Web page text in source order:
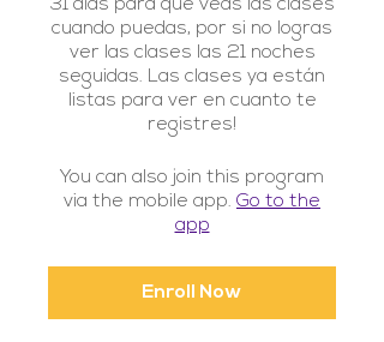
31 días para que veas las clases
cuando puedas, por si no logras
ver las clases las 21 noches
seguidas. Las clases ya están
listas para ver en cuanto te
You can also join this program
via the mobile app. Go to the
app
Enroll Now